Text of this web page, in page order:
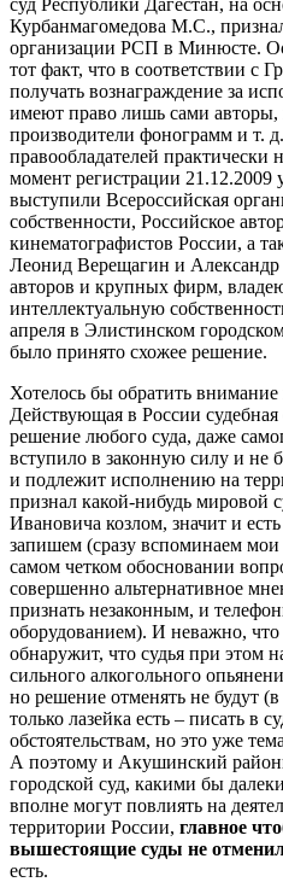
Курбанмагомедова М.С.,
организации РСП в Минюсте.
тот факт, что в соответствии с
получать вознаграждение за
имеют право лишь сами авторы,
производители фонограмм и т.
правообладателей
момент регистрации
выступили Всероссийская
собственности, Российское
кинематографистов России, а
Леонид Верещагин и
авторов и крупных фирм,
интеллектуальную
апреля в Элистинском
было принято схожее решение.
Хотелось бы обратить
Действующая в России судебная
решение любого суда, даже
вступило в законную силу и не
и подлежит исполнению на
признал какой-нибудь мировой
Ивановича козлом, значит и
запишем (сразу вспоминаем
самом четком обосновании
совершенно альтернативное
признать незаконным, и
оборудованием). И неважно, что
обнаружит, что судья при этом
сильного алкогольного
но решение отменять не будут
только лазейка есть – писать в
обстоятельствам, но это уже
А поэтому и Акушинский
городской суд, какими бы
вполне могут повлиять на
территории России, главное
вышестоящие суды не
есть.